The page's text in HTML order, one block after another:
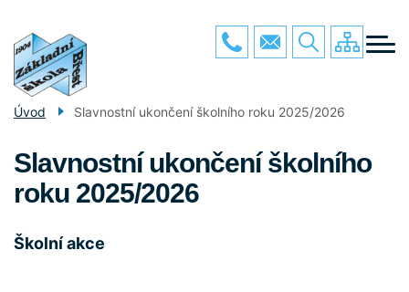
hlavnímu
obsahu
navigace
PRO ŽÁKY
PRO RODIČE
POVINNÉ INFO
Úvod Slavnostní ukončení školního roku 2025/2026
Slavnostní ukončení školního
roku 2025/2026
Školní akce